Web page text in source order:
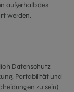
außerhalb des
werden.
Datenschutz
Portabilität und
zu sein)